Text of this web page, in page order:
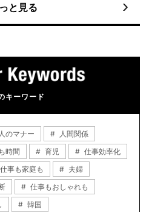
と見る
キーワード
のマナー
人間関係
時間 育児
仕事効率化
仕事も家庭も
夫婦
仕事もおしゃれも
韓国